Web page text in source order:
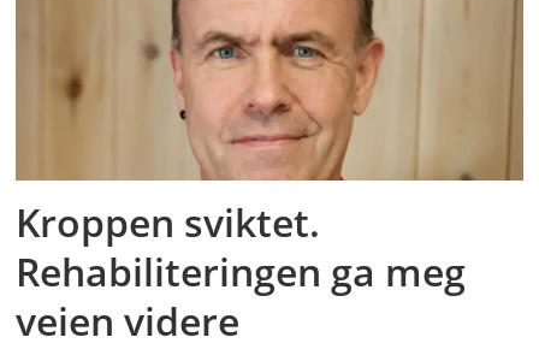
Kroppen sviktet.
Rehabiliteringen ga meg
veien videre